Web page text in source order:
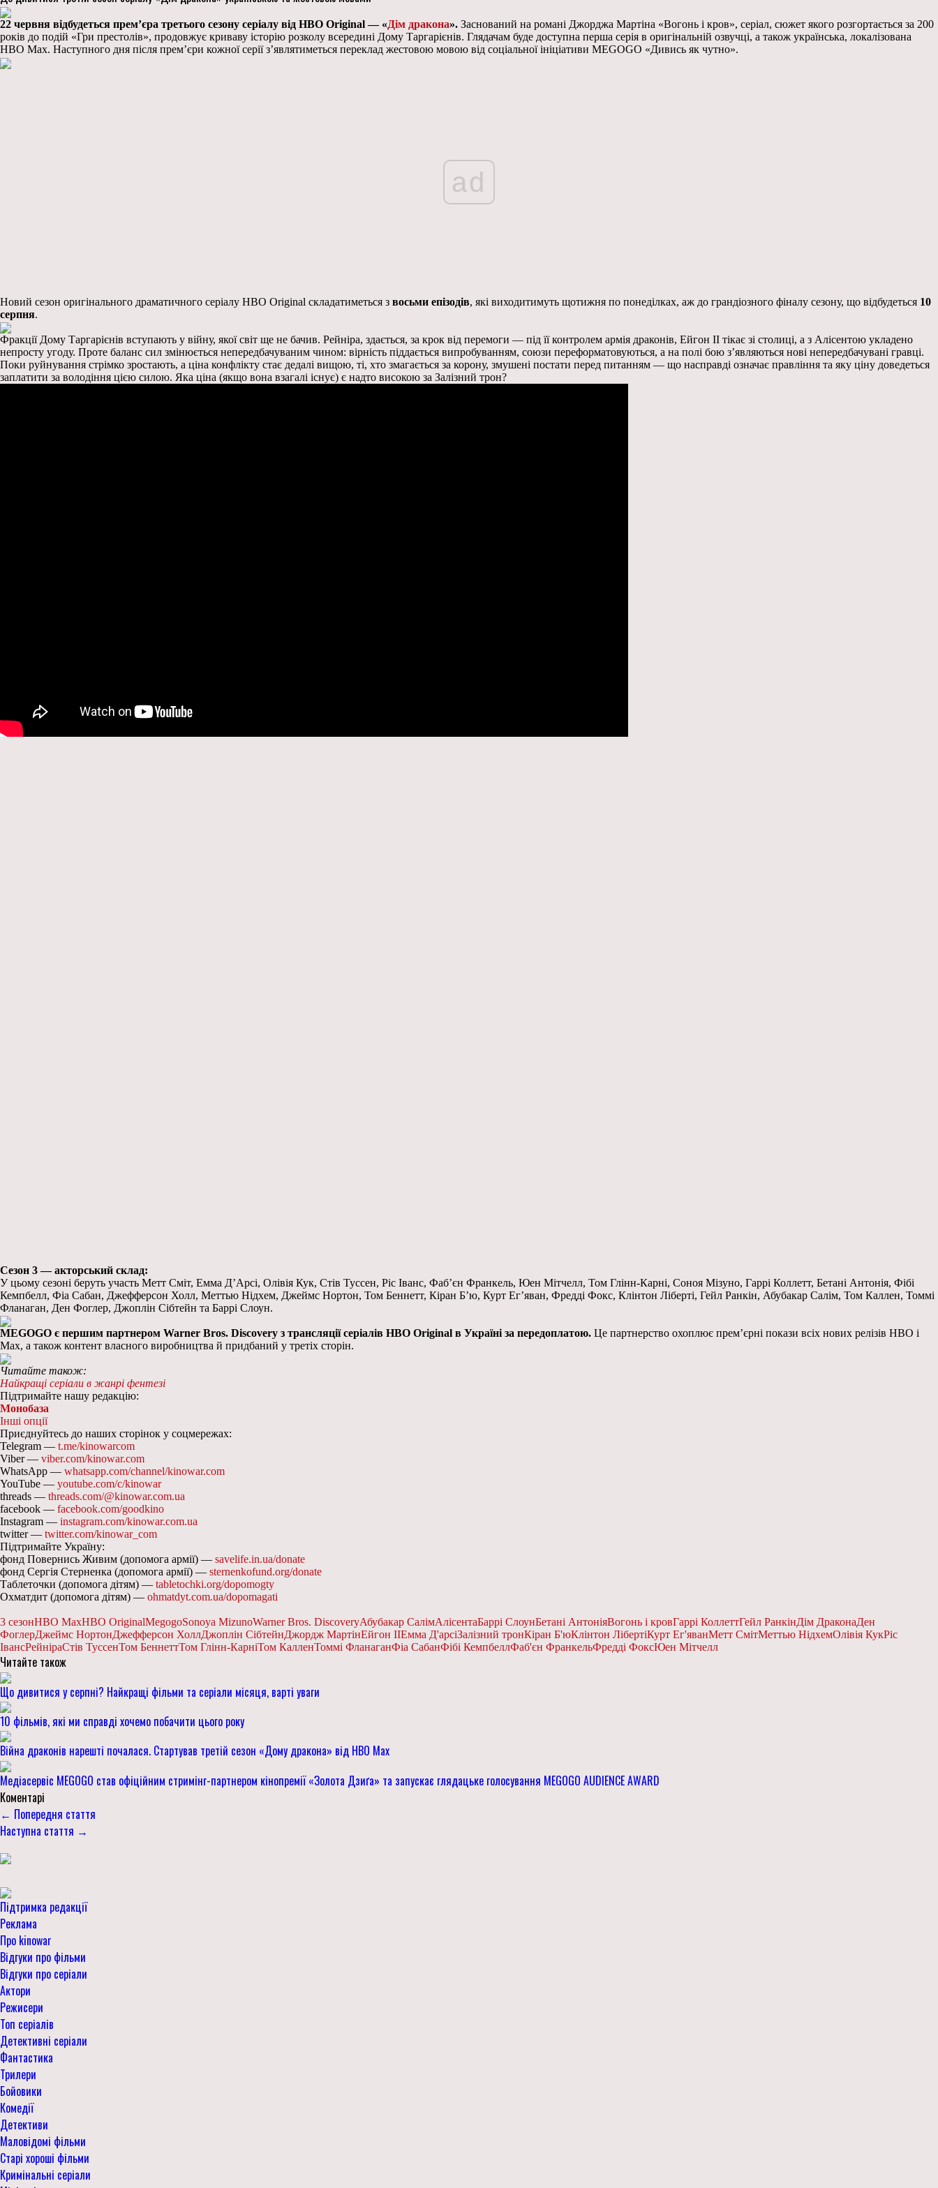
22 червня відбудеться прем’єра третього сезону серіалу від HBO Original — «Дім дракона». Заснований на романі Джорджа Мартіна «Вогонь і кров», серіал, сюжет якого розгортається за 200
років до подій «Гри престолів», продовжує криваву історію розколу всередині Дому Таргарієнів. Глядачам буде доступна перша серія в оригінальній озвучці, а також українська, локалізована
HBO Max. Наступного дня після прем’єри кожної серії з’являтиметься переклад жестовою мовою від соціальної ініціативи MEGOGO «Дивись як чутно».
ad
Новий сезон оригінального драматичного серіалу HBO Original складатиметься з восьми епізодів, які виходитимуть щотижня по понеділках, аж до грандіозного фіналу сезону, що відбудеться 10
серпня.
Фракції Дому Таргарієнів вступають у війну, якої світ ще не бачив. Рейніра, здається, за крок від перемоги — під її контролем армія драконів, Ейгон II тікає зі столиці, а з Алісентою укладено
непросту угоду. Проте баланс сил змінюється непередбачуваним чином: вірність піддається випробуванням, союзи переформатовуються, а на полі бою з’являються нові непередбачувані гравці.
Поки руйнування стрімко зростають, а ціна конфлікту стає дедалі вищою, ті, хто змагається за корону, змушені постати перед питанням — що насправді означає правління та яку ціну доведеться
заплатити за володіння цією силою. Яка ціна (якщо вона взагалі існує) є надто високою за Залізний трон?
Сезон 3 — акторський склад:
У цьому сезоні беруть участь Метт Сміт, Емма Д’Арсі, Олівія Кук, Стів Туссен, Ріс Іванс, Фаб’єн Франкель, Юен Мітчелл, Том Глінн-Карні, Соноя Мізуно, Гаррі Коллетт, Бетані Антонія, Фібі
Кемпбелл, Фіа Сабан, Джефферсон Холл, Меттью Нідхем, Джеймс Нортон, Том Беннетт, Кіран Б’ю, Курт Ег’яван, Фредді Фокс, Клінтон Ліберті, Гейл Ранкін, Абубакар Салім, Том Каллен, Томмі
Фланаган, Ден Фоглер, Джоплін Сібтейн та Баррі Слоун.
MEGOGO є першим партнером Warner Bros. Discovery з трансляції серіалів HBO Original в Україні за передоплатою. Це партнерство охоплює прем’єрні покази всіх нових релізів HBO і
Max, а також контент власного виробництва й придбаний у третіх сторін.
Читайте також:
Найкращі серіали в жанрі фентезі
Підтримайте нашу редакцію:
Монобаза
Інші опції
Приєднуйтесь до наших сторінок у соцмережах:
Telegram — t.me/kinowarcom
Viber — viber.com/kinowar.com
WhatsApp — whatsapp.com/channel/kinowar.com
YouTube — youtube.com/c/kinowar
threads — threads.com/@kinowar.com.ua
facebook — facebook.com/goodkino
Instagram — instagram.com/kinowar.com.ua
twitter — twitter.com/kinowar_com
Підтримайте Україну:
фонд Повернись Живим (допомога армії) — savelife.in.ua/donate
фонд Сергія Стерненка (допомога армії) — sternenkofund.org/donate
Таблеточки (допомога дітям) — tabletochki.org/dopomogty
Охматдит (допомога дітям) — ohmatdyt.com.ua/dopomagati
3 сезонHBO MaxHBO OriginalMegogoSonoya MizunoWarner Bros. DiscoveryАбубакар СалімАлісентаБаррі СлоунБетані АнтоніяВогонь і кровГаррі КоллеттГейл РанкінДім ДраконаДен
ФоглерДжеймс НортонДжефферсон ХоллДжоплін СібтейнДжордж МартінЕйгон IIЕмма Д'арсіЗалізний тронКіран Б'юКлінтон ЛібертіКурт Ег'яванМетт СмітМеттью НідхемОлівія КукРіс
ІвансРейніраСтів ТуссенТом БеннеттТом Глінн-КарніТом КалленТоммі ФланаганФіа СабанФібі КемпбеллФаб'єн ФранкельФредді ФоксЮен Мітчелл
Читайте також
Що дивитися у серпні? Найкращі фільми та серіали місяця, варті уваги
10 фільмів, які ми справді хочемо побачити цього року
Війна драконів нарешті почалася. Стартував третій сезон «Дому дракона» від HBO Max
Медіасервіс MEGOGO став офіційним стримінг-партнером кінопремії «Золота Дзиґа» та запускає глядацьке голосування MEGOGO AUDIENCE AWARD
Коментарі
← Попередня стаття
Наступна стаття →
Підтримка редакції
Реклама
Про kinowar
Відгуки про фільми
Відгуки про серіали
Актори
Режисери
Топ серіалів
Детективні серіали
Фантастика
Трилери
Бойовики
Комедії
Детективи
Маловідомі фільми
Старі хороші фільми
Кримінальні серіали